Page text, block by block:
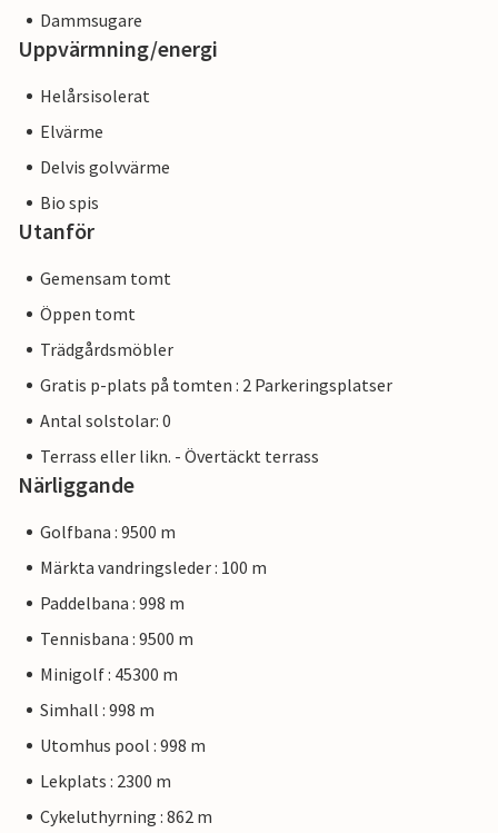
Dammsugare
Uppvärmning/energi
Helårsisolerat
Elvärme
Delvis golvvärme
Bio spis
Utanför
Gemensam tomt
Öppen tomt
Trädgårdsmöbler
Gratis p-plats på tomten : 2 Parkeringsplatser
Antal solstolar: 0
Terrass eller likn. - Övertäckt terrass
Närliggande
Golfbana : 9500 m
Märkta vandringsleder : 100 m
Paddelbana : 998 m
Tennisbana : 9500 m
Minigolf : 45300 m
Simhall : 998 m
Utomhus pool : 998 m
Lekplats : 2300 m
Cykeluthyrning : 862 m